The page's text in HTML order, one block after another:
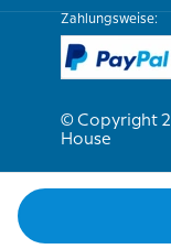
Zahlungsweise:
© Copyright
House
Wir